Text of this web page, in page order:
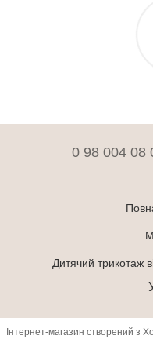
0 98 004 08
Дитячий трикотаж
Інтернет-магазин створений з